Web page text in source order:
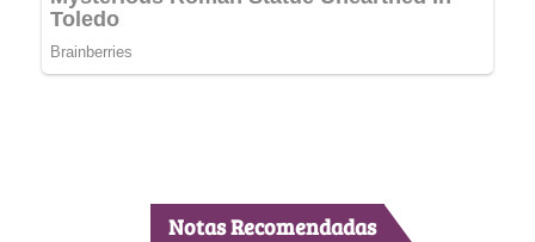
Notas Recomendadas